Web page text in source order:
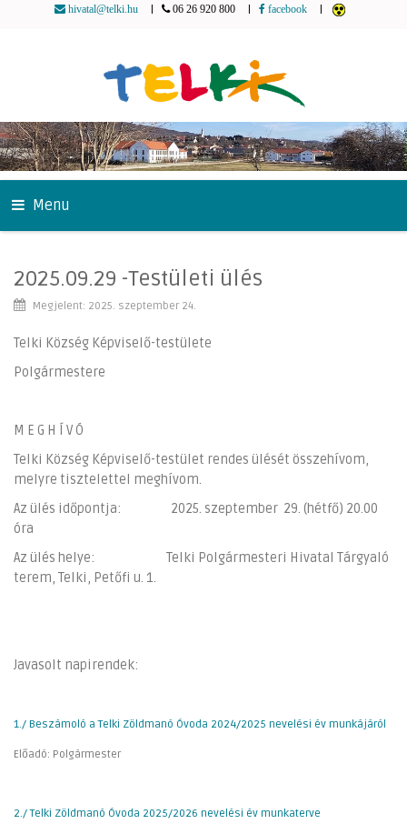
hivatal@telki.hu 06 26 920 800 facebook
Menu
2025.09.29 -Testületi ülés
Megjelent: 2025. szeptember 24.
Telki Község Képviselő-testülete
Polgármestere
M E G H Í V Ó
Telki Község Képviselő-testület rendes ülését összehívom,
melyre tisztelettel meghívom.
Az ülés időpontja: 2025. szeptember 29. (hétfő) 20.00
óra
Az ülés helye: Telki Polgármesteri Hivatal Tárgyaló
terem, Telki, Petőfi u. 1.
Javasolt napirendek:
1./ Beszámoló a Telki Zöldmanó Óvoda 2024/2025 nevelési év munkájáról
Előadó: Polgármester
2./ Telki Zöldmanó Óvoda 2025/2026 nevelési év munkaterve